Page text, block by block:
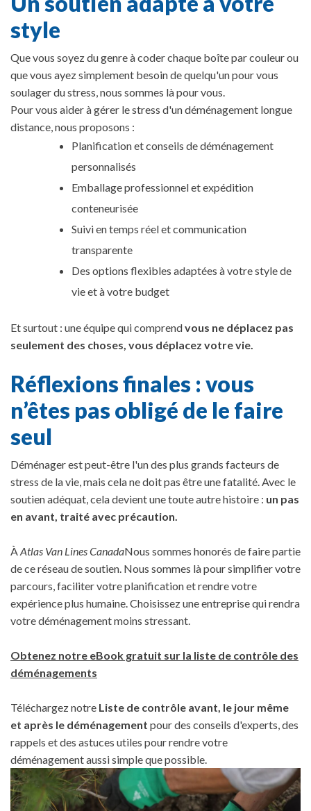
style
Que vous soyez du genre à coder chaque boîte par couleur ou
que vous ayez simplement besoin de quelqu'un pour vous
soulager du stress, nous sommes là pour vous.
Pour vous aider à gérer le stress d'un déménagement longue
distance, nous proposons :
Planification et conseils de déménagement
personnalisés
Emballage professionnel et expédition
conteneurisée
Suivi en temps réel et communication
transparente
Des options flexibles adaptées à votre style de
vie et à votre budget
Et surtout : une équipe qui comprendvous ne déplacez pas
seulement des choses, vous déplacez votre vie.
Réflexions finales : vous
n’êtes pas obligé de le faire
seul
Déménager est peut-être l'un des plus grands facteurs de
stress de la vie, mais cela ne doit pas être une fatalité. Avec le
soutien adéquat, cela devient une toute autre histoire : un pas
en avant, traité avec précaution.
ÀAtlas Van Lines CanadaNous sommes honorés de faire partie
de ce réseau de soutien. Nous sommes là pour simplifier votre
parcours, faciliter votre planification et rendre votre
expérience plus humaine. Choisissez une entreprise qui rendra
votre déménagement moins stressant.
Obtenez notre eBook gratuit sur la liste de contrôle des
déménagements
Téléchargez notre Liste de contrôle avant, le jour même
et après le déménagement pour des conseils d'experts, des
rappels et des astuces utiles pour rendre votre
déménagement aussi simple que possible.